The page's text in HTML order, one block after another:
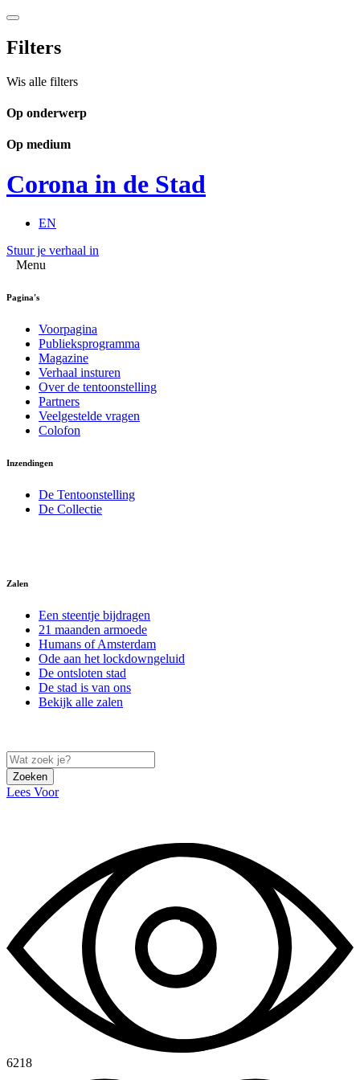
Filters
Wis alle filters
Op onderwerp
Op medium
Corona in de Stad
EN
Stuur je verhaal in
Menu
Pagina's
Voorpagina
Publieksprogramma
Magazine
Verhaal insturen
Over de tentoonstelling
Partners
Veelgestelde vragen
Colofon
Inzendingen
De Tentoonstelling
De Collectie
Zalen
Een steentje bijdragen
21 maanden armoede
Humans of Amsterdam
Ode aan het lockdowngeluid
De ontsloten stad
De stad is van ons
Bekijk alle zalen
Zoeken
Lees Voor
6218